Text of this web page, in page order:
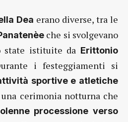
Dea erano diverse, tra le
che si svolgevano
state istituite da Erittonio
i festeggiamenti si
sportive e atletiche
cerimonia notturna che
processione verso